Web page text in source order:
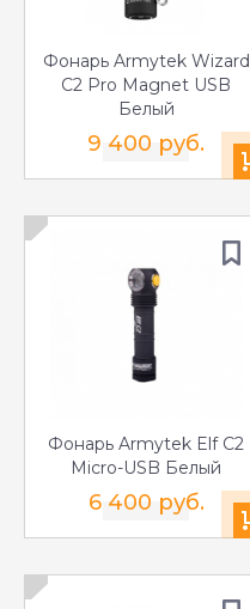
Фонарь Armytek Wizard
C2 Pro Magnet USB
Белый
9 400 руб.
Фонарь Armytek Elf C2
Micro-USB Белый
6 400 руб.